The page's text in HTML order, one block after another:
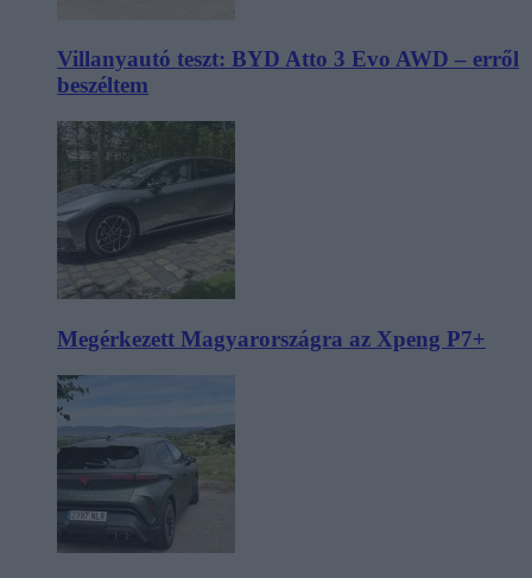
Villanyautó teszt: BYD Atto 3 Evo AWD – erről
beszéltem
Megérkezett Magyarországra az Xpeng P7+